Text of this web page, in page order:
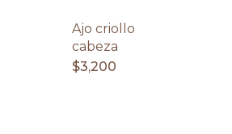
Ajo criollo
cabeza
$3,200